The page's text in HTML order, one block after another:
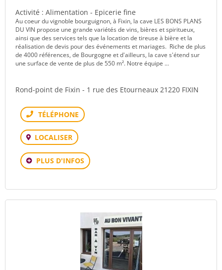
Activité : Alimentation - Epicerie fine
Au coeur du vignoble bourguignon, à Fixin, la cave LES BONS PLANS
DU VIN propose une grande variétés de vins, bières et spiritueux,
ainsi que des services tels que la location de tireuse à bière et la
réalisation de devis pour des événements et mariages. Riche de plus
de 4000 références, de Bourgogne et d'ailleurs, la cave s'étend sur
une surface de vente de plus de 550 m². Notre équipe ...
Rond-point de Fixin - 1 rue des Etourneaux 21220 FIXIN
Téléphone
LOCALISER
PLUS D'INFOS